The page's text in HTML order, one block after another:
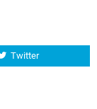
Twitter